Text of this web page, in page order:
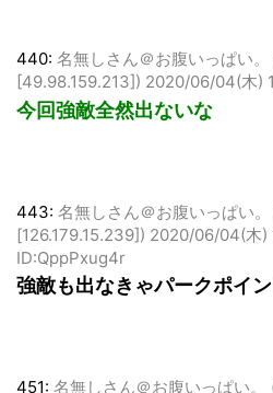
440:名無しさん＠お腹いっぱい
[49.98.159.213]) 2020/06/04(木)
443:名無しさん＠お腹いっぱい
[126.179.15.239])
ID:QppPxug4r